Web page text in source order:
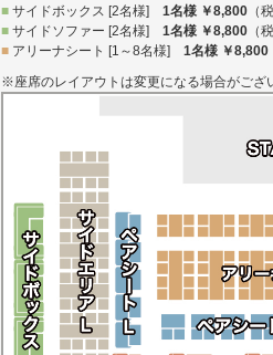
■ サイドボックス [2名様] 1名様 ￥8,800 （
■ サイドソファー [2名様] 1名様 ￥8,800 （
■ アリーナシート [1～8名様] 1名様 ￥8,800
※座席のレイアウトは変更になる場合がござ